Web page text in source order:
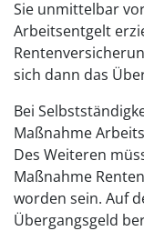
Sie unmittelbar
Arbeitsentgelt
sich dann das
Bei
Maßnahme
Des Weiteren
Maßnahme
worden sein. Auf
Übergangsgeld